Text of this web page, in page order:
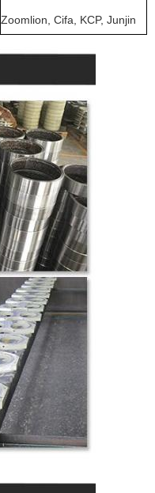
Zoomlion, Cifa, KCP, Junjin